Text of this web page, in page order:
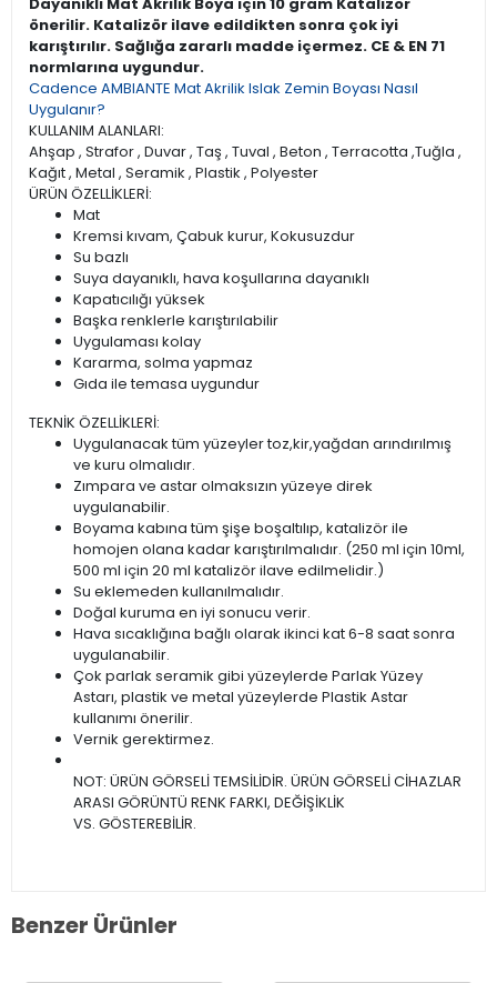
Dayanıklı Mat Akrilik Boya için 10 gram Katalizör
önerilir. Katalizör ilave edildikten sonra çok iyi
karıştırılır. Sağlığa zararlı madde içermez. CE & EN 71
normlarına uygundur.
Cadence AMBIANTE Mat Akrilik Islak Zemin Boyası Nasıl
Uygulanır?
KULLANIM ALANLARI:
Ahşap , Strafor , Duvar , Taş , Tuval , Beton , Terracotta ,Tuğla ,
Kağıt , Metal , Seramik , Plastik , Polyester
ÜRÜN ÖZELLİKLERİ:
Mat
Kremsi kıvam, Çabuk kurur, Kokusuzdur
Su bazlı
Suya dayanıklı, hava koşullarına dayanıklı
Kapatıcılığı yüksek
Başka renklerle karıştırılabilir
Uygulaması kolay
Kararma, solma yapmaz
Gıda ile temasa uygundur
TEKNİK ÖZELLİKLERİ:
Uygulanacak tüm yüzeyler toz,kir,yağdan arındırılmış
ve kuru olmalıdır.
Zımpara ve astar olmaksızın yüzeye direk
uygulanabilir.
Boyama kabına tüm şişe boşaltılıp, katalizör ile
homojen olana kadar karıştırılmalıdır. (250 ml için 10ml,
500 ml için 20 ml katalizör ilave edilmelidir.)
Su eklemeden kullanılmalıdır.
Doğal kuruma en iyi sonucu verir.
Hava sıcaklığına bağlı olarak ikinci kat 6-8 saat sonra
uygulanabilir.
Çok parlak seramik gibi yüzeylerde Parlak Yüzey
Astarı, plastik ve metal yüzeylerde Plastik Astar
kullanımı önerilir.
Vernik gerektirmez.
NOT: ÜRÜN GÖRSELİ TEMSİLİDİR. ÜRÜN GÖRSELİ CİHAZLAR
ARASI GÖRÜNTÜ RENK FARKI, DEĞİŞİKLİK
VS. GÖSTEREBİLİR.
Benzer Ürünler